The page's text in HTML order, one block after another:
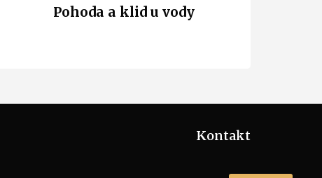
Pohoda a klid u vody
Kontakt